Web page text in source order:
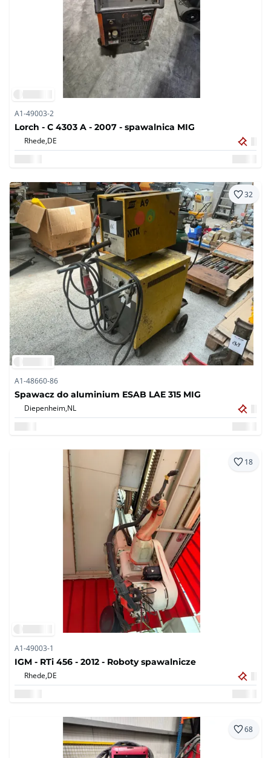
A1-49003-2
Lorch - C 4303 A - 2007 - spawalnica MIG
Rhede,DE
32
A1-48660-86
Spawacz do aluminium ESAB LAE 315 MIG
Diepenheim,NL
18
A1-49003-1
IGM - RTi 456 - 2012 - Roboty spawalnicze
Rhede,DE
68